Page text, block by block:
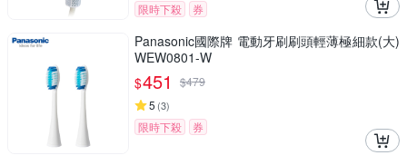
限時下殺 券
Panasonic國際牌 電動牙刷刷頭輕薄極細款(大)
WEW0801-W
$451 $479
5 (3)
限時下殺 券